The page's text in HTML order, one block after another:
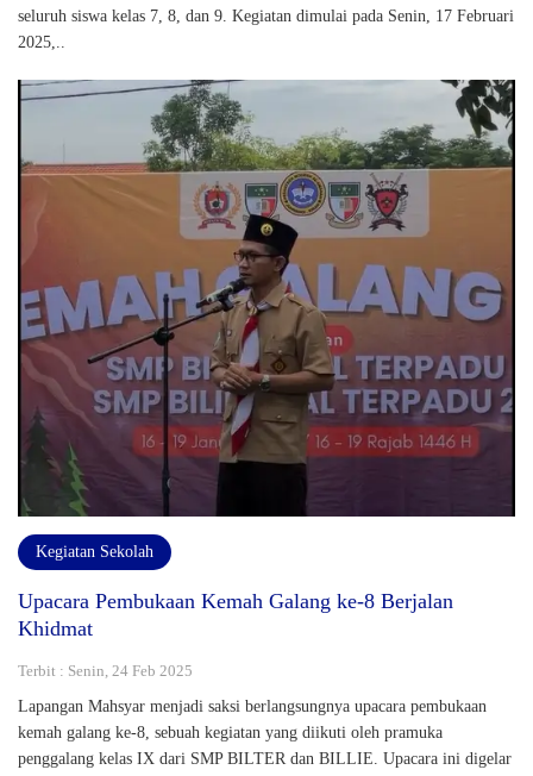
seluruh siswa kelas 7, 8, dan 9. Kegiatan dimulai pada Senin, 17 Februari
2025,..
Kegiatan Sekolah
Upacara Pembukaan Kemah Galang ke-8 Berjalan
Khidmat
Terbit : Senin, 24 Feb 2025
Lapangan Mahsyar menjadi saksi berlangsungnya upacara pembukaan
kemah galang ke-8, sebuah kegiatan yang diikuti oleh pramuka
penggalang kelas IX dari SMP BILTER dan BILLIE. Upacara ini digelar